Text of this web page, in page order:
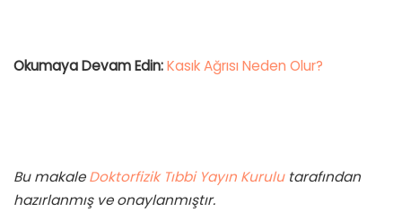
Okumaya Devam Edin:Kasık Ağrısı Neden Olur?
Bu makaleDoktorfizik Tıbbi Yayın Kurulutarafından
hazırlanmış ve onaylanmıştır.